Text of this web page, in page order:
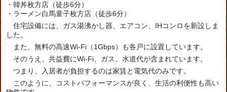
・韓丼枚方店（徒歩6分）
・ラーメン白馬童子枚方店（徒歩6分）
住宅設備には、ガス湯沸かし器、エアコン、IHコンロを新設しま
した。
また、無料の高速Wi-Fi（1Gbps）も各戸に設置しています。
そのうえ、共益費にWi-Fi、ガス、水道代が含まれています。
つまり、入居者が負担するのは家賃と電気代のみです。
このように、コストパフォーマンスが良く、生活の利便性も高い